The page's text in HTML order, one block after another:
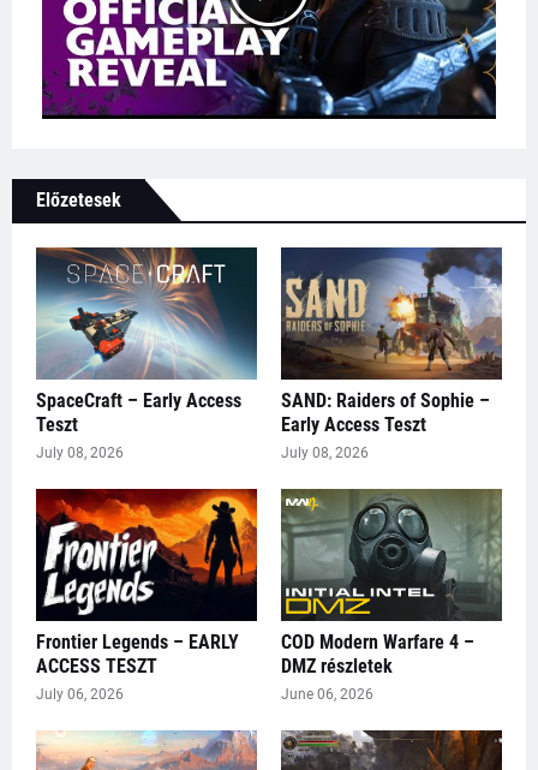
Előzetesek
SpaceCraft – Early Access
Teszt
July 08, 2026
SAND: Raiders of Sophie –
Early Access Teszt
July 08, 2026
Frontier Legends – EARLY
ACCESS TESZT
July 06, 2026
COD Modern Warfare 4 –
DMZ részletek
June 06, 2026